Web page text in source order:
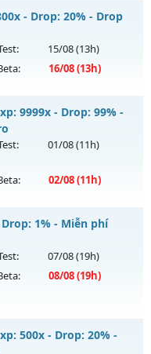
muhoalong.pro
vào 15h ngày
- Drop: 20% - Drop
15/08(13h)
16/08(13h)
Nhận WC Ngọc
9999x - Drop: 99% -
01/08(11h)
02/08(11h)
muhoalong.pro
vào 11h ngày
1% - Miễn phí
07/08(19h)
08/08(19h)
500x - Drop: 20% -